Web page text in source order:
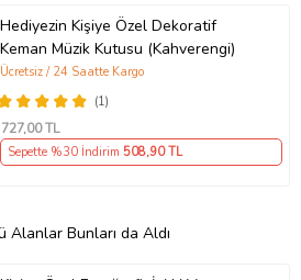
Hediyezin Kişiye Özel Dekoratif
Keman Müzik Kutusu (Kahverengi)
(1)
Ücretsiz / 24 Saatte Kargo
727,00 TL
Sepette %30 İndirim 508,90 TL
Alanlar Bunları da Aldı